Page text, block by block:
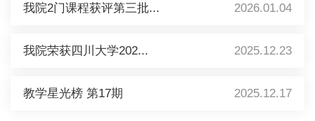
我院2门课程获评第三批... 2026.01.04
我院荣获四川大学202... 2025.12.23
教学星光榜 第17期 2025.12.17